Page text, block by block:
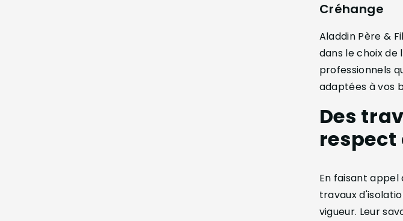
Créhange
Aladdin Père &
dans le choix de
professionnels
adaptées à vos
Des
respect
En faisant appel
travaux
vigueur. Leur